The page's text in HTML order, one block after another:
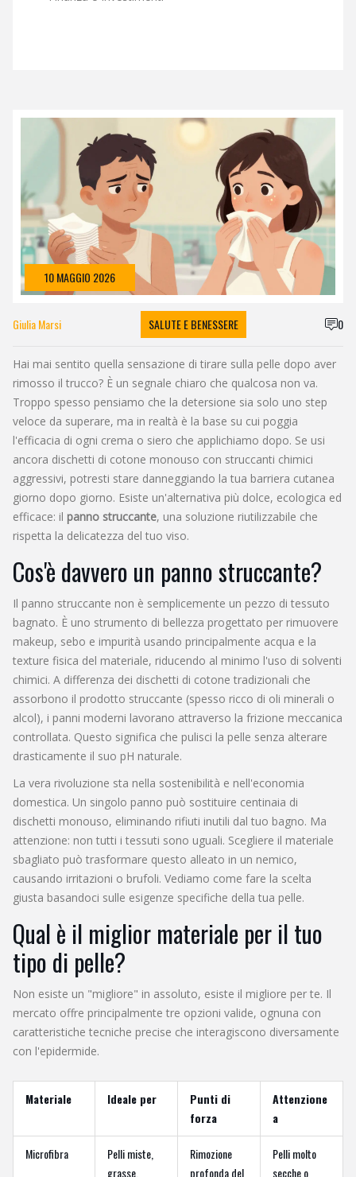
10 MAGGIO 2026
Giulia Marsi SALUTE E BENESSERE 0
Hai mai sentito quella sensazione di tirare sulla pelle dopo aver
rimosso il trucco? È un segnale chiaro che qualcosa non va.
Troppo spesso pensiamo che la detersione sia solo uno step
veloce da superare, ma in realtà è la base su cui poggia
l'efficacia di ogni crema o siero che applichiamo dopo. Se usi
ancora dischetti di cotone monouso con struccanti chimici
aggressivi, potresti stare danneggiando la tua barriera cutanea
giorno dopo giorno. Esiste un'alternativa più dolce, ecologica ed
efficace: il panno struccante, una soluzione riutilizzabile che
rispetta la delicatezza del tuo viso.
Cos'è davvero un panno struccante?
Il panno struccante non è semplicemente un pezzo di tessuto
bagnato. È uno strumento di bellezza progettato per rimuovere
makeup, sebo e impurità usando principalmente acqua e la
texture fisica del materiale, riducendo al minimo l'uso di solventi
chimici. A differenza dei dischetti di cotone tradizionali che
assorbono il prodotto struccante (spesso ricco di oli minerali o
alcol), i panni moderni lavorano attraverso la frizione meccanica
controllata. Questo significa che pulisci la pelle senza alterare
drasticamente il suo pH naturale.
La vera rivoluzione sta nella sostenibilità e nell'economia
domestica. Un singolo panno può sostituire centinaia di
dischetti monouso, eliminando rifiuti inutili dal tuo bagno. Ma
attenzione: non tutti i tessuti sono uguali. Scegliere il materiale
sbagliato può trasformare questo alleato in un nemico,
causando irritazioni o brufoli. Vediamo come fare la scelta
giusta basandoci sulle esigenze specifiche della tua pelle.
Qual è il miglior materiale per il tuo
tipo di pelle?
Non esiste un "migliore" in assoluto, esiste il migliore per te. Il
mercato offre principalmente tre opzioni valide, ognuna con
caratteristiche tecniche precise che interagiscono diversamente
con l'epidermide.
Materiale Ideale per
Punti di
forza
Attenzione
a
Microfibra
Pelli miste,
grasse,
Rimozione
profonda del
Pelli molto
secche o